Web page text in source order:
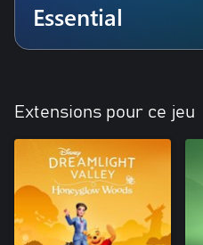
Essential
Extensions pour ce jeu